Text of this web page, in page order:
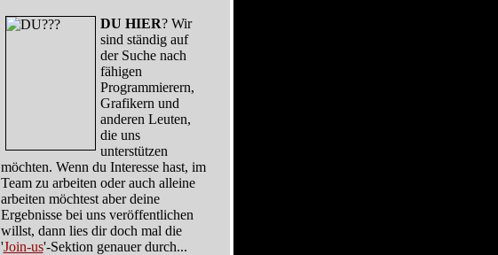
DU HIER? Wir
sind ständig auf
der Suche nach
fähigen
Programmierern,
Grafikern und
anderen Leuten,
die uns
unterstützen
möchten. Wenn du Interesse hast, im
Team zu arbeiten oder auch alleine
arbeiten möchtest aber deine
Ergebnisse bei uns veröffentlichen
willst, dann lies dir doch mal die
'Join-us'-Sektion genauer durch...